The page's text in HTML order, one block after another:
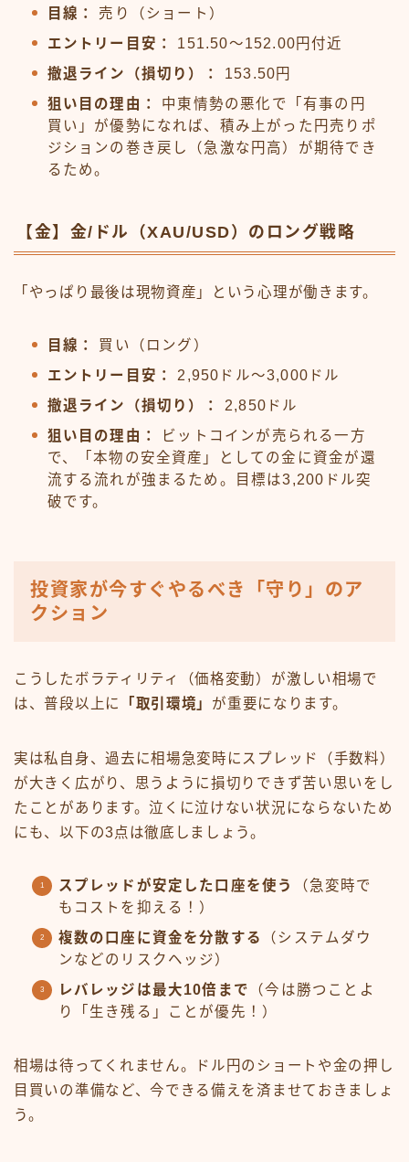
目線：
売り（ショート）
エントリー目安：
151.50〜152.00円付近
撤退ライン（損切り）：
153.50円
狙い目の理由：
中東情勢の悪化で「有事の円
買い」が優勢になれば、積み上がった円売りポ
ジションの巻き戻し（急激な円高）が期待でき
るため。
【金】金/ドル（XAU/USD）のロング戦略
「やっぱり最後は現物資産」という心理が働きます。
目線：
買い（ロング）
エントリー目安：
2,950ドル〜3,000ドル
撤退ライン（損切り）：
2,850ドル
狙い目の理由：
ビットコインが売られる一方
で、「本物の安全資産」としての金に資金が還
流する流れが強まるため。目標は3,200ドル突
破です。
投資家が今すぐやるべき「守り」のア
クション
こうしたボラティリティ（価格変動）が激しい相場で
は、普段以上に
「取引環境」 が重要になります。
実は私自身、過去に相場急変時にスプレッド（手数料）
が大きく広がり、思うように損切りできず苦い思いをし
たことがあります。泣くに泣けない状況にならないため
にも、以下の3点は徹底しましょう。
スプレッドが安定した口座を使う
（急変時で
もコストを抑える！）
複数の口座に資金を分散する
（システムダウ
ンなどのリスクヘッジ）
レバレッジは最大10倍まで
（今は勝つことよ
り「生き残る」ことが優先！）
相場は待ってくれません。ドル円のショートや金の押し
目買いの準備など、今できる備えを済ませておきましょ
う。